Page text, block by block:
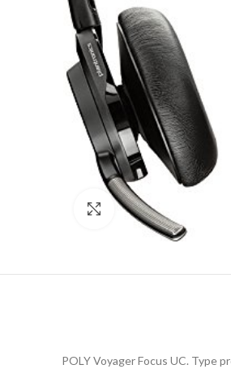
Click to enlarge
POLY Voyager Focus UC. Type